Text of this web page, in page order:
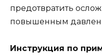
предотвратить
повышенным
Инструкция по